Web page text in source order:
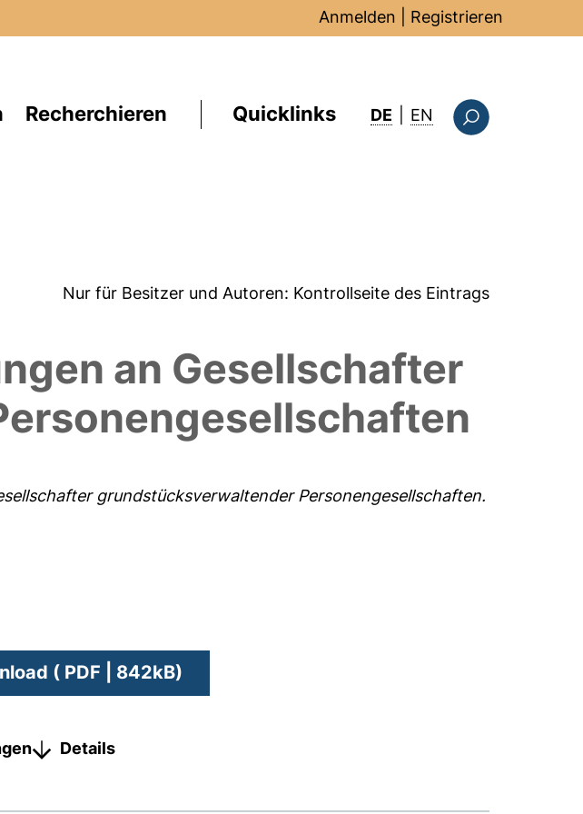
Anmelden Registrieren
Recherchieren Quicklinks DE EN : this page in
Nur für Besitzer und Autoren: Kontrollseite des Eintrags
an Gesellschafter
grundstücksverwaltender Personengesellschaften.
( PDF | 842kB)
Details